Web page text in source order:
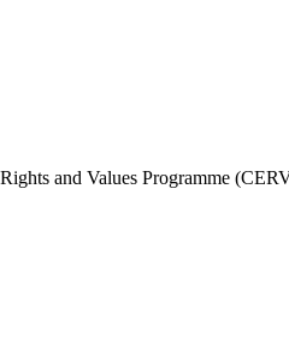
and Values Programme